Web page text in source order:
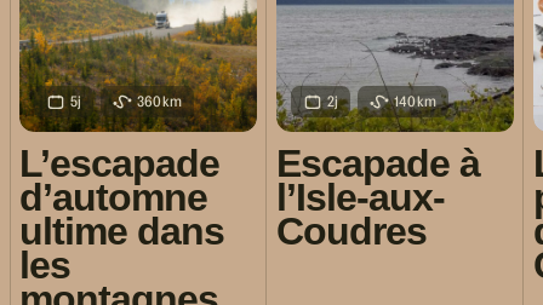
5j 360km
L’escapade
d’automne
ultime dans
les
2j 140km
Escapade à
l’Isle-aux-
Coudres